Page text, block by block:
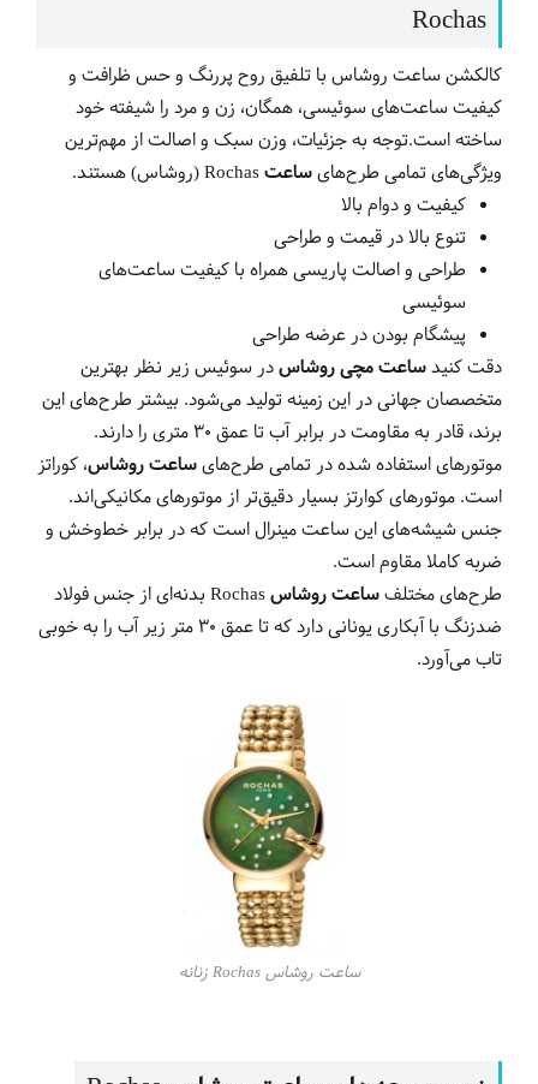
Rochas
کالکشن ساعت روشاس با تلفیق روح پررنگ و حس ظرافت و
کیفیت ساعت‌های سوئیسی، همگان، زن و مرد را شیفته خود
ساخته است.توجه به جزئیات، وزن سبک و اصالت از مهم‌ترین
ویژگی‌های تمامی طرح‌هایساعت‌Rochas(روشاس) هستند.
کیفیت و دوام بالا
تنوع بالا در قیمت و طراحی
طراحی و اصالت پاریسی همراه با کیفیت ساعت‌های
سوئیسی
پیشگام بودن در عرضه طراحی
دقت کنیدساعت مچی روشاسدر سوئیس زیر نظر بهترین
متخصصان جهانی در این زمینه تولید می‌شود. بیشتر طرح‌های این
برند، قادر به مقاومت در برابر آب تا عمق 30 متری را دارند.
موتورهای استفاده شده در تمامی طرح‌هایساعت روشاس، کوراتز
است. موتورهای کوارتز بسیار دقیق‌تر از موتورهای مکانیکی‌اند.
جنس شیشه‌های این ساعت مینرال است که در برابر خط‌وخش و
ضربه کاملا مقاوم است.
طرح‌های مختلفساعت روشاس
Rochas بدنه‌ای از جنس فولاد
ضدزنگ با آبکاری یونانی دارد که تا عمق 30 متر زیر آب را به خوبی
تاب می‌آورد.
ساعت روشاس Rochas زنانه